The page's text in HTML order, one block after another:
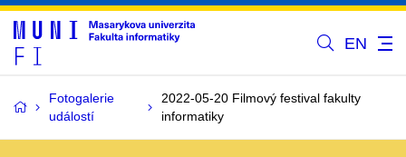
EN
Fotogalerie
událostí
2022-05-20 Filmový festival fakulty
informatiky